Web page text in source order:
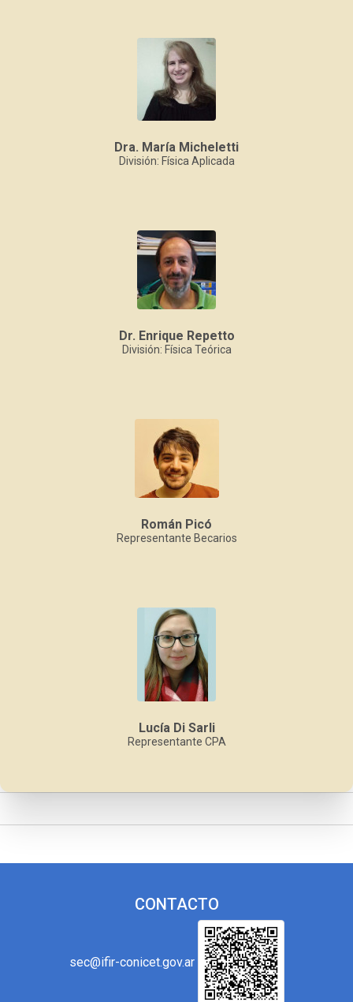
Dra. María Micheletti
División: Física Aplicada
Dr. Enrique Repetto
División: Física Teórica
Román Picó
Representante Becarios
Lucía Di Sarli
Representante CPA
CONTACTO
sec@ifir-conicet.gov.ar